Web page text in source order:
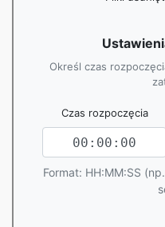
Określ czas
Czas rozpoczęcia
Format: HH:MM:SS